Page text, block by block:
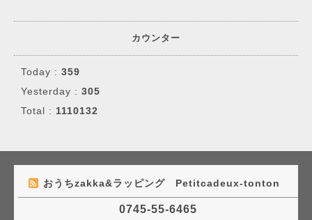
カウンター
Today : 359
Yesterday : 305
Total : 1110132
おうちzakka&ラッピング Petitcadeux-tonton
0745-55-6465